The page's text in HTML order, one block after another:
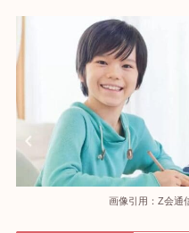
画像引用：Z会通